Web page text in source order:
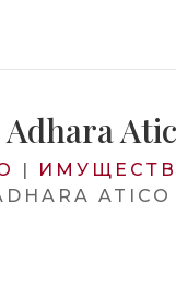
Adhara
|
ATICO